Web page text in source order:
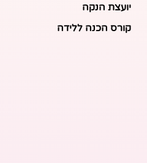
יועצת הנקה
קורס הכנה ללידה